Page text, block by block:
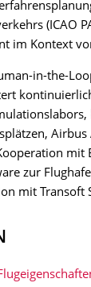
(ICAO
im Kontext
in-the-
mit
zur
mit Transoft